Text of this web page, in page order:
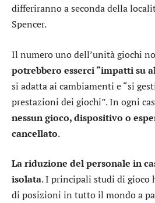
differiranno a seconda della
Spencer.
Il numero uno dell’unità giochi
potrebbero esserci “impatti su
si adatta ai cambiamenti e “si
prestazioni dei giochi”. In ogni
nessun gioco, dispositivo o
cancellato.
La riduzione del personale in
isolata. I principali studi di gioco
di posizioni in tutto il mondo a